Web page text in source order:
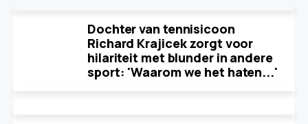
Dochter van tennisicoon
Richard Krajicek zorgt voor
hilariteit met blunder in andere
sport: 'Waarom we het haten...'